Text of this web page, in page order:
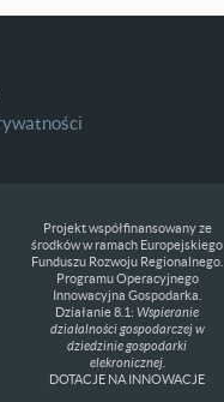
Projekt współfinansowany ze
środków w ramach Europejskiego
Funduszu Rozwoju Regionalnego.
Programu Operacyjnego
Innowacyjna Gospodarka.
Działanie 8.1: Wspieranie
działalności gospodarczej w
dziedzinie gospodarki
elekronicznej.
DOTACJE NA INNOWACJE